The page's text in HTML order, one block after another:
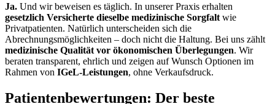
Ja. Und wir beweisen es täglich. In unserer Praxis erhalten
gesetzlich Versicherte dieselbe medizinische Sorgfalt wie
Privatpatienten. Natürlich unterscheiden sich die
Abrechnungsmöglichkeiten – doch nicht die Haltung. Bei uns zählt
medizinische Qualität vor ökonomischen Überlegungen. Wir
beraten transparent, ehrlich und zeigen auf Wunsch Optionen im
Rahmen von IGeL-Leistungen, ohne Verkaufsdruck.
Patientenbewertungen: Der beste